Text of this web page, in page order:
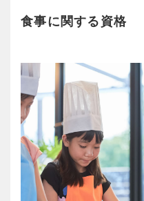
食事に関する資格